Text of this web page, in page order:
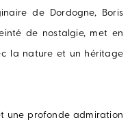
de Dordogne, Boris
de nostalgie, met en
la nature et un héritage
une profonde admiration